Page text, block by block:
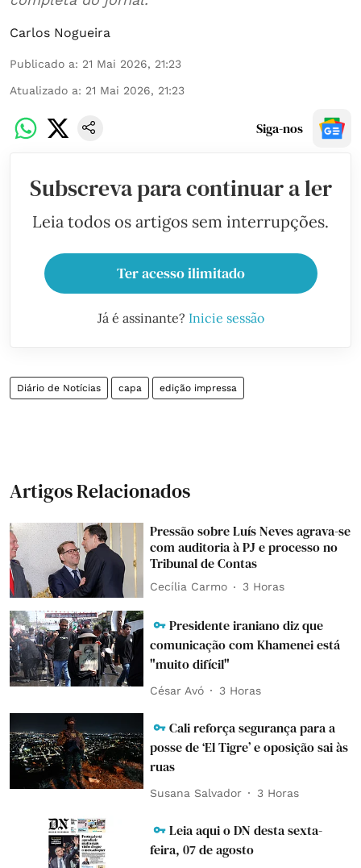
Carlos Nogueira
Publicado a: 21 Mai 2026, 21:23
Atualizado a: 21 Mai 2026, 21:23
Siga-nos
Subscreva para continuar a ler
Leia todos os artigos sem interrupções.
Ter acesso ilimitado
Já é assinante? Inicie sessão
Diário de Notícias capa edição impressa
Artigos Relacionados
Pressão sobre Luís Neves agrava-se
com auditoria à PJ e processo no
Tribunal de Contas
Cecília Carmo 3 Horas
Presidente iraniano diz que
comunicação com Khamenei está
"muito difícil"
César Avó 3 Horas
Cali reforça segurança para a
posse de ‘El Tigre’ e oposição sai às
ruas
Susana Salvador 3 Horas
Leia aqui o DN desta sexta-
feira, 07 de agosto